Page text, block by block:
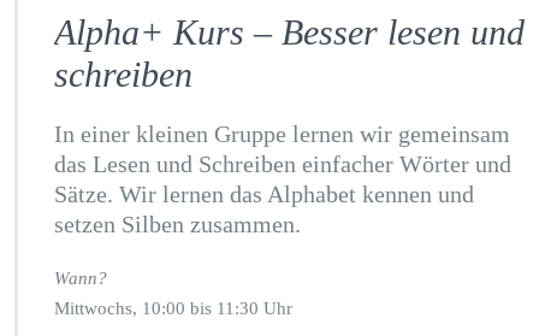
Alpha+ Kurs – Besser lesen und
schreiben
In einer kleinen Gruppe lernen wir gemeinsam
das Lesen und Schreiben einfacher Wörter und
Sätze. Wir lernen das Alphabet kennen und
setzen Silben zusammen.
Wann?
Mittwochs, 10:00 bis 11:30 Uhr